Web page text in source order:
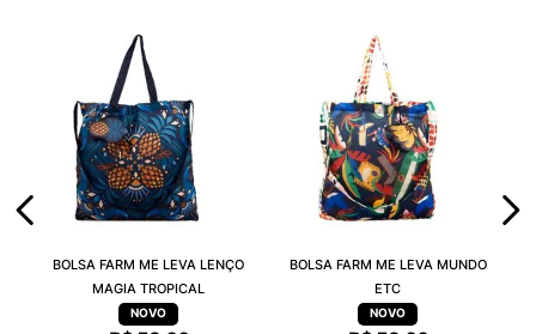
BOLSA FARM ME LEVA LENÇO
MAGIA TROPICAL
BOLSA FARM ME LEVA MUNDO
ETC